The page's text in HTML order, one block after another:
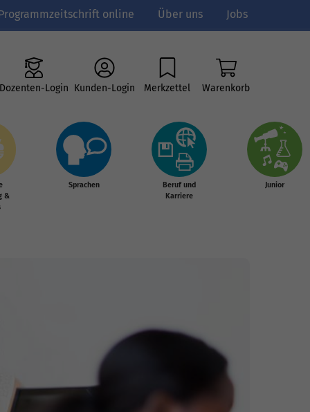
online Über uns Jobs
Dozenten-Login Kunden-Login Merkzettel Warenkorb
&
Sprachen
Beruf und
Karriere
Junior